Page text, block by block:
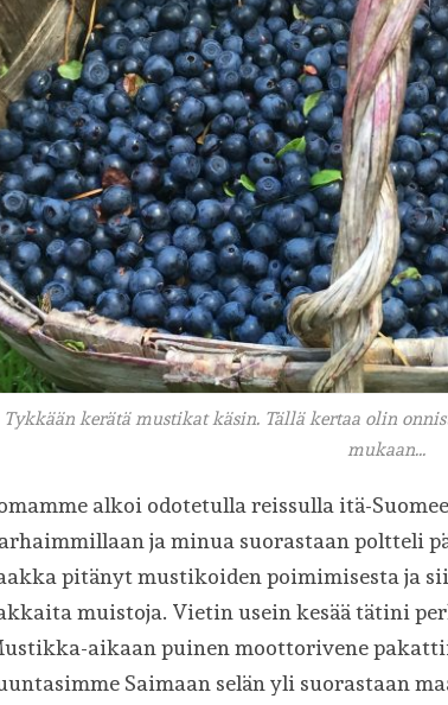
Tykkään kerätä mustikat käsin. Tällä kertaa olin
mukaan…
alkoi odotetulla reissulla itä-
ja minua suorastaan poltteli
pitänyt mustikoiden poimimisesta ja
muistoja. Vietin usein kesää tätini
aikaan puinen moottorivene
Saimaan selän yli suorastaan